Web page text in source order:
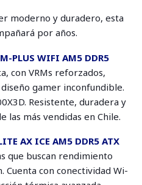
moderno y duradero, esta
por años.
PLUS WIFI AM5 DDR5
con VRMs reforzados,
gamer inconfundible.
Resistente, duradera y
las más vendidas en Chile.
AX ICE AM5 DDR5 ATX
que buscan rendimiento
con conectividad Wi-